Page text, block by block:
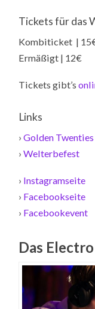
Tickets für das
Kombiticket |
Ermäßigt | 12€
Tickets gibt’s
Links
›Golden Twenties
›Welterbefest
› Instagramseite
› Facebookseite
› Facebookevent
Das